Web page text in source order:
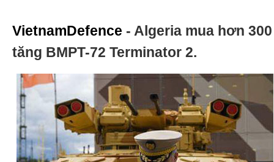
VietnamDefence - Algeria mua hơn
tăng BMPT-72 Terminator 2.